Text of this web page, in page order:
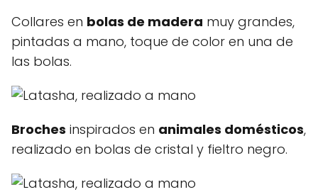
Collares en bolas de madera muy grandes,
pintadas a mano, toque de color en una de
las bolas.
Broches inspirados en animales domésticos,
realizado en bolas de cristal y fieltro negro.